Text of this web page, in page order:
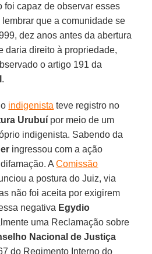
foi capaz de observar esses
que a comunidade se
dez anos antes da abertura
daria direito à propriedade,
o artigo 191 da
.
indigenista teve registro no
Urubuí por meio de um
indigenista. Sabendo da
ingressou com a ação
AComissão
a postura do Juiz, via
não foi aceita por exigirem
negativa Egydio
uma Reclamação sobre
Nacional de Justiça
do Regimento Interno do